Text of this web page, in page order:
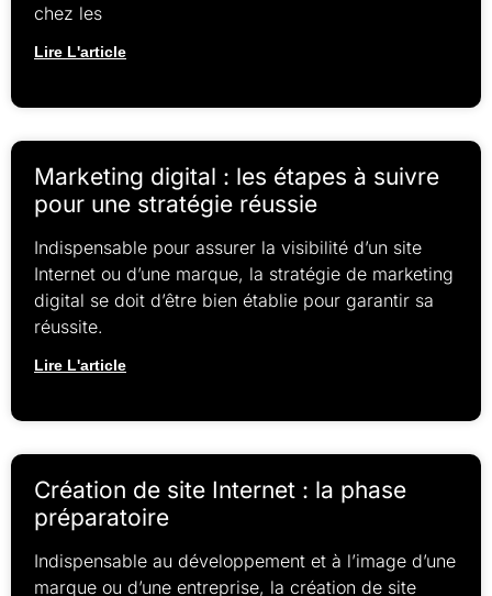
chez les
Lire L'article
Marketing digital : les étapes à suivre
pour une stratégie réussie
Indispensable pour assurer la visibilité d’un site
Internet ou d’une marque, la stratégie de marketing
digital se doit d’être bien établie pour garantir sa
réussite.
Lire L'article
Création de site Internet : la phase
préparatoire
Indispensable au développement et à l’image d’une
marque ou d’une entreprise, la création de site